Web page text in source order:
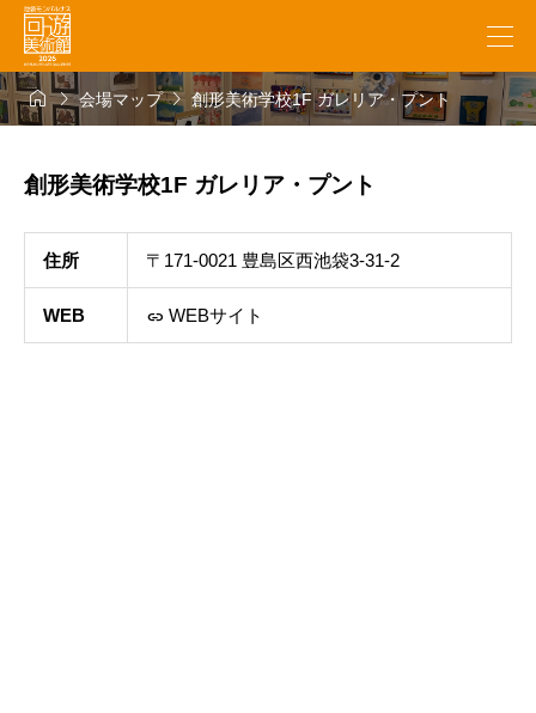
会場マップ 創形美術学校1F ガレリア・プント
創形美術学校1F ガレリア・プント
住所 〒171-0021 豊島区西池袋3-31-2
WEB link WEBサイト